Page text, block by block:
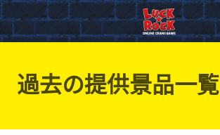
過去の提供景品一覧